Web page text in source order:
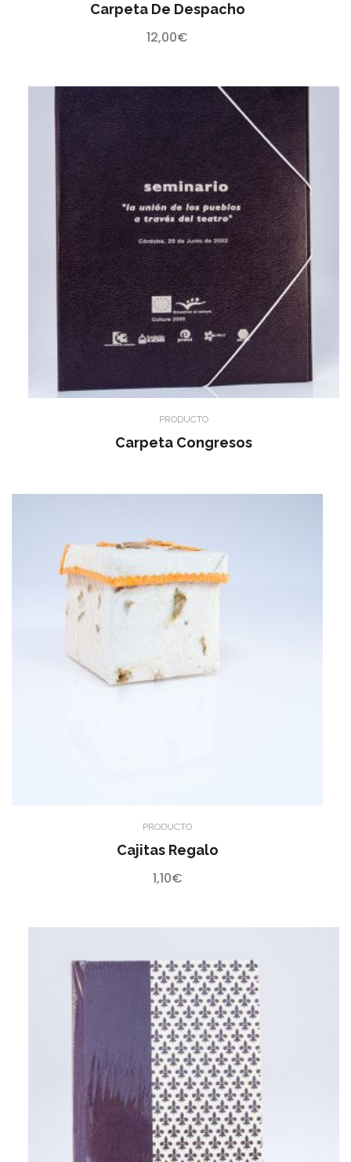
Carpeta De Despacho
12,00€
PRODUCTO
Carpeta Congresos
PRODUCTO
Cajitas Regalo
1,10€